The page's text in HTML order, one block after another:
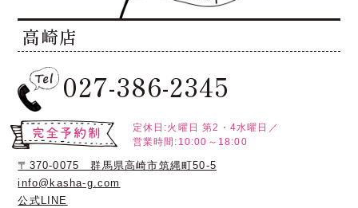
高崎店
027-386-2345
定休日:火曜日 第2・4水曜日／
営業時間:10:00～18:00
〒370-0075 群馬県高崎市筑縄町50-5
info@kasha-g.com
公式LINE